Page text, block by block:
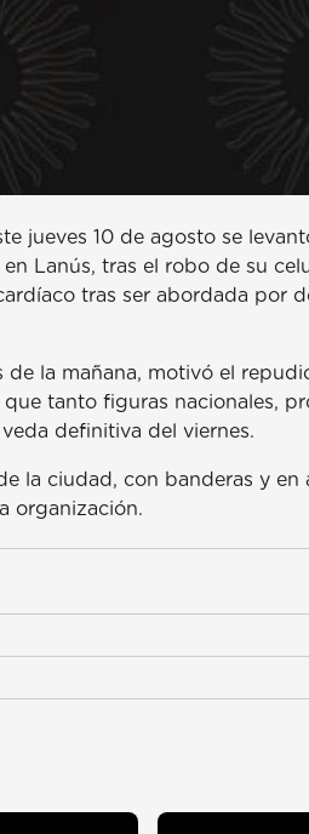
jueves 10 de agosto se
Lanús, tras el robo de su
tras ser abordada por
la mañana, motivó el
tanto figuras nacionales,
definitiva del viernes.
la ciudad, con banderas y en
organización.